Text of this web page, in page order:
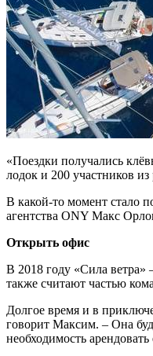
«Поездки получались
лодок и 200 участников
В какой-то момент стало
агентства ONY Макс
Открыть офис
В 2018 году «Сила ветра»
также считают частью
Долгое время и в
говорит Максим. – Она
необходимость